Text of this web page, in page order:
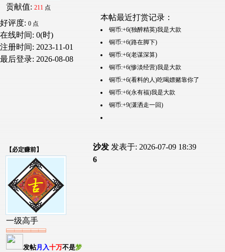
贡献值: 211 点
好评度: 0 点
在线时间: 0(时)
注册时间: 2023-11-01
最后登录: 2026-08-08
本帖最近打赏记录：
铜币:+6(独醉精英)我是大款
铜币:+6(路在脚下)
铜币:+6(老谋深算)
铜币:+6(惨淡经营)我是大款
铜币:+6(看料的人)吃喝嫖赌靠你了
铜币:+6(永有福)我是大款
铜币:+9(潇洒走一回)
【必定赚前】
一级高手
发帖月入十万不是梦
沙发 发表于: 2026-07-09 18:39
6